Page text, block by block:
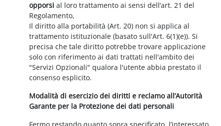
opporsi al loro trattamento ai sensi dell’art. 21 del
Regolamento,
Il diritto alla portabilità (Art. 20) non si applica al
trattamento istituzionale (basato sull'Art. 6(1)(e)). Si
precisa che tale diritto potrebbe trovare applicazione
solo con riferimento ai dati trattati nell'ambito dei
"Servizi Opzionali" qualora l'utente abbia prestato il
consenso esplicito.
Modalità di esercizio dei diritti e reclamo all’Autorità
Garante per la Protezione dei dati personali